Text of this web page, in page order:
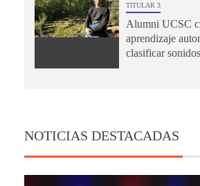
TITULAR 3
Alumni UCSC
aprendizaje
clasificar
NOTICIAS DESTACADAS